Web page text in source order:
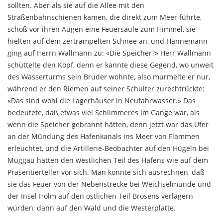
sollten. Aber als sie auf die Allee mit den
Straßenbahnschienen kamen, die direkt zum Meer führte,
schoß vor ihren Augen eine Feuersäule zum Himmel, sie
hielten auf dem zertrampelten Schnee an, und Hannemann
ging auf Herrn Wallmann zu: «Die Speicher?» Herr Wallmann
schüttelte den Kopf, denn er kannte diese Gegend, wo unweit
des Was­serturms sein Bruder wohnte, also murmelte er nur,
während er den Riemen auf seiner Schulter zurecht­rückte:
«Das sind wohl die Lagerhäuser in Neufahr­wasser.» Das
bedeutete, daß etwas viel Schlimmeres im Gange war, als
wenn die Speicher gebrannt hätten, denn jetzt war das Ufer
an der Mündung des Hafenkanals ins Meer von Flammen
erleuchtet, und die Artillerie-Beob­achter auf den Hügeln bei
Müggau hatten den west­lichen Teil des Hafens wie auf dem
Präsentierteller vor sich. Man konnte sich ausrechnen, daß
sie das Feuer von der Nebenstrecke bei Weichselmünde und
der Insel Holm auf den östlichen Teil Brösens verlagern
würden, dann auf den Wald und die Westerplatte.